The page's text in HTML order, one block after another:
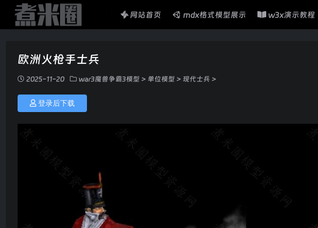
网站首页 mdx格式模型展示 w3x演示教程
欧洲火枪手士兵
2025-11-20 war3魔兽争霸3模型 > 单位模型 > 现代士兵 >
登录后下载